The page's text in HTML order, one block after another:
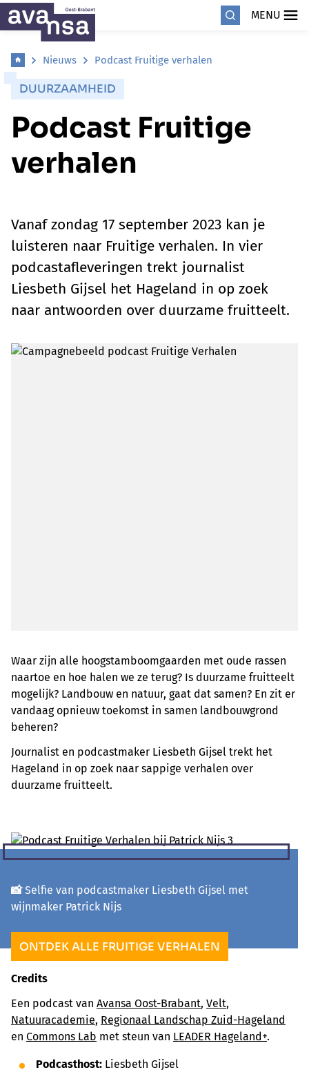
MENU
Nieuws Podcast Fruitige verhalen
DUURZAAMHEID
Podcast Fruitige
verhalen
Vanaf zondag 17 september 2023 kan je
luisteren naar Fruitige verhalen. In vier
podcastafleveringen trekt journalist
Liesbeth Gijsel het Hageland in op zoek
naar antwoorden over duurzame fruitteelt.
Waar zijn alle hoogstamboomgaarden met oude rassen
naartoe en hoe halen we ze terug? Is duurzame fruitteelt
mogelijk? Landbouw en natuur, gaat dat samen? En zit er
vandaag opnieuw toekomst in samen landbouwgrond
beheren?
Journalist en podcastmaker Liesbeth Gijsel trekt het
Hageland in op zoek naar sappige verhalen over
duurzame fruitteelt.
📸Selfie van podcastmaker Liesbeth Gijsel met
wijnmaker Patrick Nijs
ONTDEK ALLE FRUITIGE VERHALEN
Credits
Een podcast van ⁠Avansa Oost-Brabant⁠, ⁠Velt⁠,
⁠Natuuracademie⁠, ⁠Regionaal Landschap Zuid-Hageland⁠
en ⁠Commons Lab⁠ met steun van ⁠LEADER Hageland+⁠.
Podcasthost: Liesbeth Gijsel